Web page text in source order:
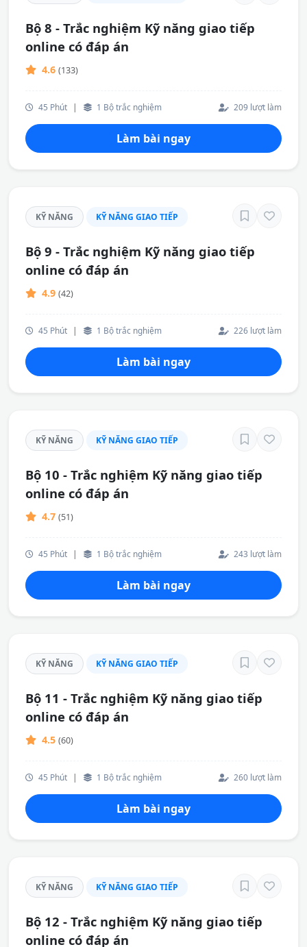
Bộ 8 - Trắc nghiệm Kỹ năng giao tiếp
online có đáp án
4.6 (133)
45 Phút | 1 Bộ trắc nghiệm 209 lượt làm
Làm bài ngay
KỸ NĂNG KỸ NĂNG GIAO TIẾP
Bộ 9 - Trắc nghiệm Kỹ năng giao tiếp
online có đáp án
4.9 (42)
45 Phút | 1 Bộ trắc nghiệm 226 lượt làm
Làm bài ngay
KỸ NĂNG KỸ NĂNG GIAO TIẾP
Bộ 10 - Trắc nghiệm Kỹ năng giao tiếp
online có đáp án
4.7 (51)
45 Phút | 1 Bộ trắc nghiệm 243 lượt làm
Làm bài ngay
KỸ NĂNG KỸ NĂNG GIAO TIẾP
Bộ 11 - Trắc nghiệm Kỹ năng giao tiếp
online có đáp án
4.5 (60)
45 Phút | 1 Bộ trắc nghiệm 260 lượt làm
Làm bài ngay
KỸ NĂNG KỸ NĂNG GIAO TIẾP
Bộ 12 - Trắc nghiệm Kỹ năng giao tiếp
online có đáp án